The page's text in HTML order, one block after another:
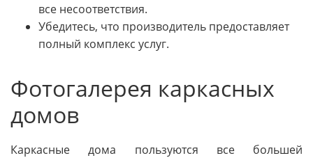
все несоответствия.
Убедитесь, что производитель предоставляет
полный комплекс услуг.
Фотогалерея каркасных
домов
Каркасные дома пользуются все большей